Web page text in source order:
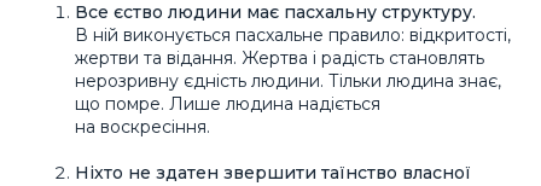
Все єство людини має пасхальну структуру.
В ній виконується пасхальне правило: відкритості,
жертви та відання. Жертва і радість становлять
нерозривну єдність людини. Тільки людина знає,
що помре. Лише людина надіється
на воскресіння.
Ніхто не здатен звершити таїнство власної